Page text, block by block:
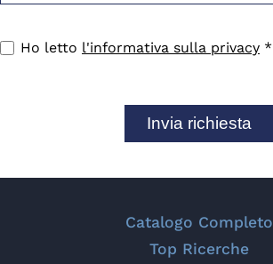
Ho letto l'informativa sulla privacy *
Catalogo Completo
Top Ricerche